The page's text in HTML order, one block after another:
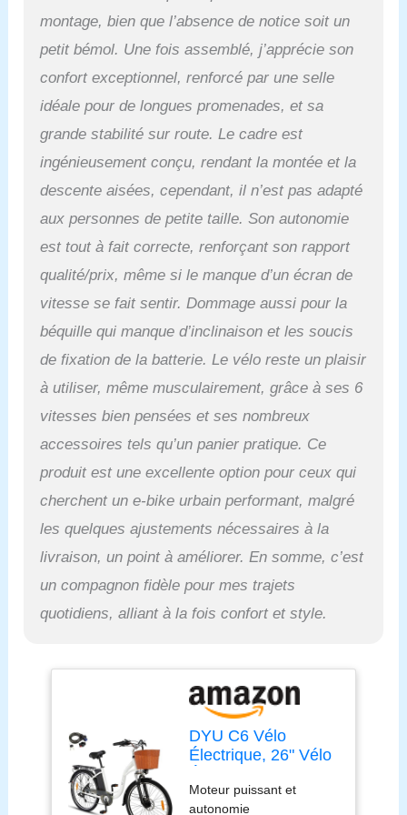
tous les terrains
la fourche avant
suspendue et à
siège. Ces
caractéristiques
offrant une conduite fluide
et amortie, que ce soit
ou sur un sentier
panoramique.
freins à disque: Le
système de transmission
de vitesses fluides, tandis
que les freins à disque
avant et arrière assurent
une puissance d'arrêt
supérieure. Roulez en
toute confiance, sachant
que votre vélo peut gérer
toutes les conditions
routières, garantissant
votre sécurité en tout
temps. Grand espace de
rangement pour tous vos
panier avant et un porte-
bagages arrière, ce vélo
généreuse. Que vous
fassiez vos courses ou
que vous ayez besoin de
transporter du matériel
supplémentaire, vous
aurez amplement de
ce dont vous avez besoin.
montage, bien que l’absence de notice soit un
petit bémol. Une fois assemblé, j’apprécie son
confort exceptionnel, renforcé par une selle
idéale pour de longues promenades, et sa
grande stabilité sur route. Le cadre est
ingénieusement conçu, rendant la montée et la
descente aisées, cependant, il n’est pas adapté
aux personnes de petite taille. Son autonomie
est tout à fait correcte, renforçant son rapport
qualité/prix, même si le manque d’un écran de
vitesse se fait sentir. Dommage aussi pour la
béquille qui manque d’inclinaison et les soucis
de fixation de la batterie. Le vélo reste un plaisir
à utiliser, même musculairement, grâce à ses 6
vitesses bien pensées et ses nombreux
accessoires tels qu’un panier pratique. Ce
produit est une excellente option pour ceux qui
cherchent un e-bike urbain performant, malgré
les quelques ajustements nécessaires à la
livraison, un point à améliorer. En somme, c’est
un compagnon fidèle pour mes trajets
quotidiens, alliant à la fois confort et style.
DYU C6 Vélo
Électrique, 26" Vélo
Adultes, 36V 12,5Ah
Moteur puissant et
autonomie